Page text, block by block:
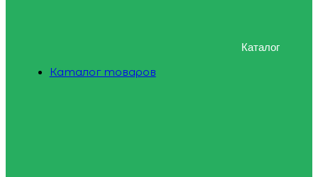
Каталог
Каталог товаров